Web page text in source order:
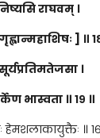
राघवम् ।
] ॥
।
भास्वता ॥ १९ ॥
हेमशलाकायुक्तैः ॥